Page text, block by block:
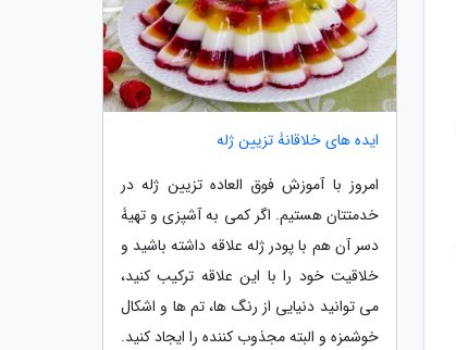
ایده های خلاقانۀ تزیین ژله
امروز با آموزش فوق العاده تزیین ژله در
خدمتتان هستیم. اگر کمی به آشپزی و تهیۀ
دسر آن هم با پودر ژله علاقه داشته باشید و
خلاقیت خود را با این علاقه ترکیب کنید،
می توانید دنیایی از رنگ ها، تم ها و اشکال
خوشمزه و البته مجذوب کننده را ایجاد کنید.